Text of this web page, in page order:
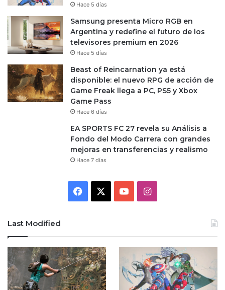
Hace 5 días
Samsung presenta Micro RGB en
Argentina y redefine el futuro de los
televisores premium en 2026
Hace 5 días
Beast of Reincarnation ya está
disponible: el nuevo RPG de acción de
Game Freak llega a PC, PS5 y Xbox
Game Pass
Hace 6 días
EA SPORTS FC 27 revela su Análisis a
Fondo del Modo Carrera con grandes
mejoras en transferencias y realismo
Hace 7 días
Facebook YouTubeInstagram
Last Modified